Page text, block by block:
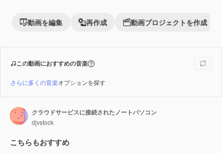
動画を編集 再作成 動画プロジェクトを作成
この動画におすすめの音楽
さらに多くの音楽オプションを探す
クラウドサービスに接続されたノートパソコン
djvstock
こちらもおすすめ